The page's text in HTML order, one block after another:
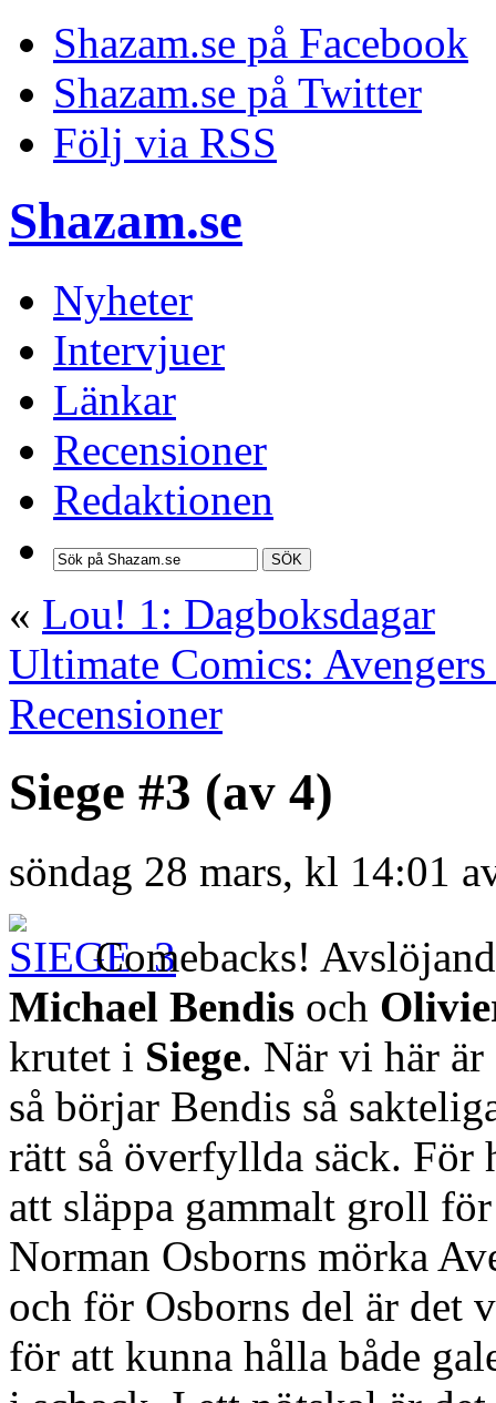
Shazam.se på Facebook
Shazam.se på Twitter
Följ via RSS
Shazam.se
Nyheter
Intervjuer
Länkar
Recensioner
Redaktionen
SÖK
« Lou! 1: Dagboksdagar
Ultimate Comics:
Recensioner
Siege #3 (av 4)
söndag 28 mars, kl 14:01
Comebacks!
Michael Bendis och
krutet i Siege. När vi här är
så börjar Bendis så
rätt så överfyllda säck. För
att släppa gammalt groll
Norman Osborns mörka
och för Osborns del är det
för att kunna hålla både